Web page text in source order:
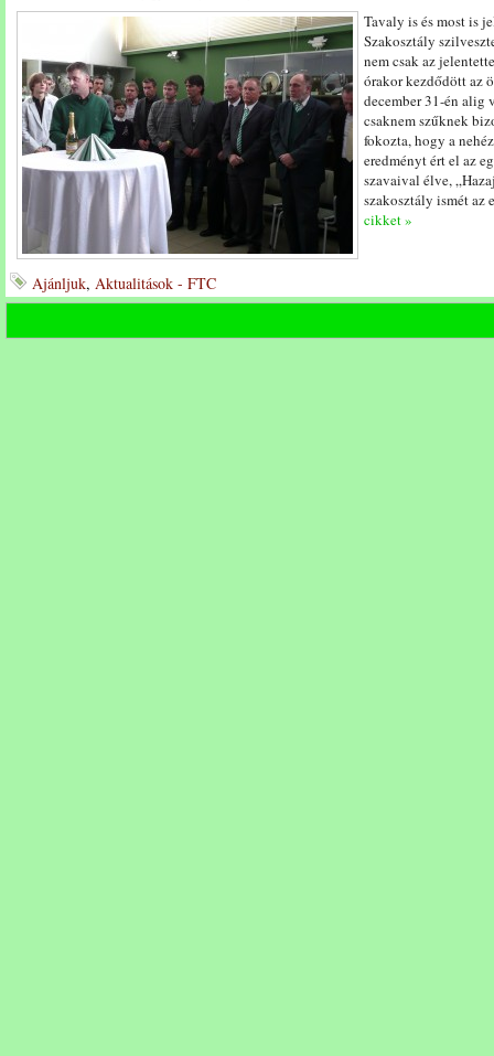
Tavaly is és most is
Szakosztály
nem csak az
órakor kezdődött az
december 31-én alig
csaknem szűknek
fokozta, hogy a
eredményt ért el az
szavaival élve,
szakosztály ismét az
cikket »
Ajánljuk, Aktualitások - FTC